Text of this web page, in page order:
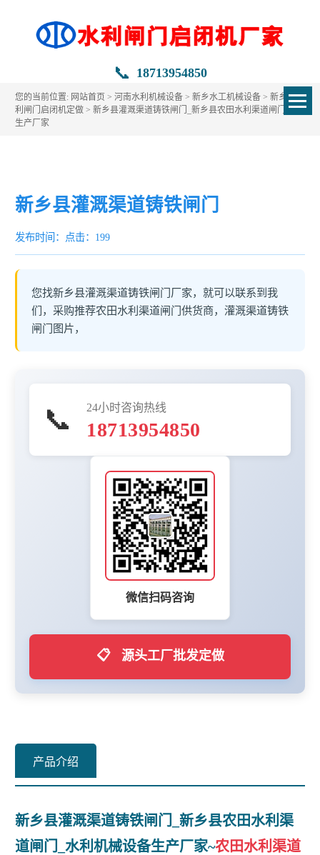
📞 18713954850
您的当前位置: 网站首页 >河南水利机械设备 >新乡水工机械设备 >新乡县水
利闸门启闭机定做 > 新乡县灌溉渠道铸铁闸门_新乡县农田水利渠道闸门定做
生产厂家
新乡县灌溉渠道铸铁闸门
发布时间： 点击：199
您找新乡县灌溉渠道铸铁闸门厂家，就可以联系到我
们，采购推荐农田水利渠道闸门供货商，灌溉渠道铸铁
闸门图片，
📞 24小时咨询热线
18713954850
微信扫码咨询
📋 源头工厂批发定做
产品介绍
新乡县灌溉渠道铸铁闸门_新乡县农田水利渠
道闸门_水利机械设备生产厂家~农田水利渠道